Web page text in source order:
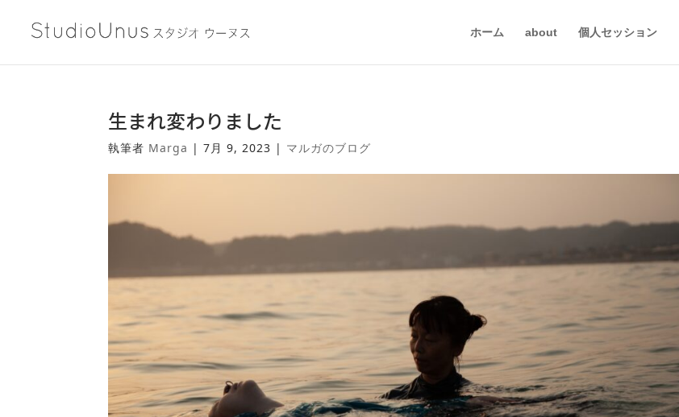
ホーム about 個人セッション
生まれ変わりました
執筆者 Marga |7月 9, 2023 | マルガのブログ